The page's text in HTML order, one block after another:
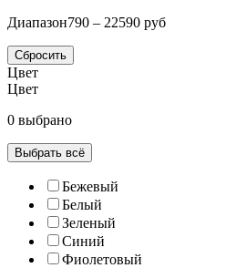
Диапазон790 – 22590 руб
Сбросить
Цвет
Цвет
0 выбрано
Выбрать всё
Бежевый
Белый
Зеленый
Синий
Фиолетовый